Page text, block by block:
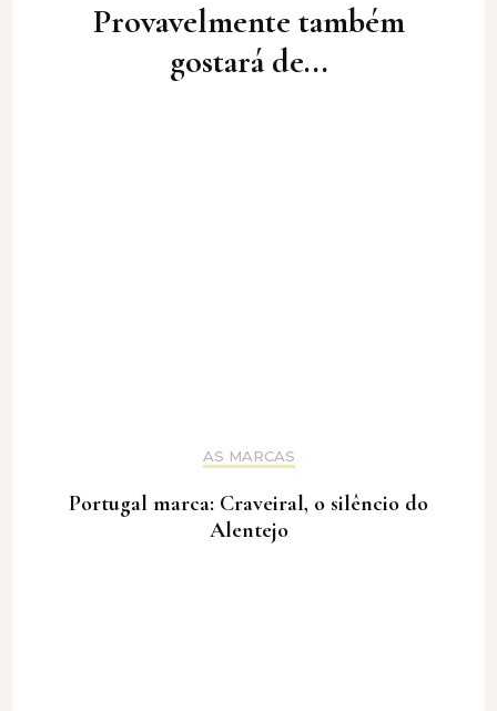
Provavelmente também
gostará de...
AS MARCAS
Portugal marca: Craveiral, o silêncio do
Alentejo